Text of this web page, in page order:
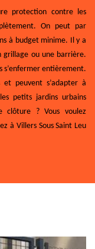
protection contre les
On peut par
à budget minime. Il y a
grillage ou une barrière.
s’enfermer entièrement.
et peuvent s’adapter à
petits jardins urbains
clôture ? Vous voulez
à Villers Sous Saint Leu